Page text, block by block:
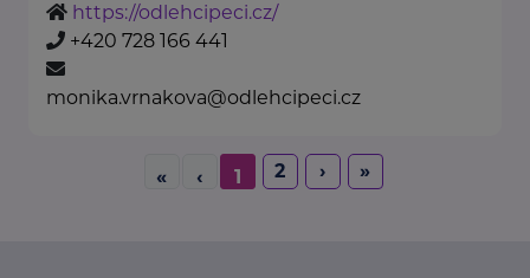
https://odlehcipeci.cz/
+420 728 166 441
monika.vrnakova@odlehcipeci.cz
« ‹ 1 2 › »